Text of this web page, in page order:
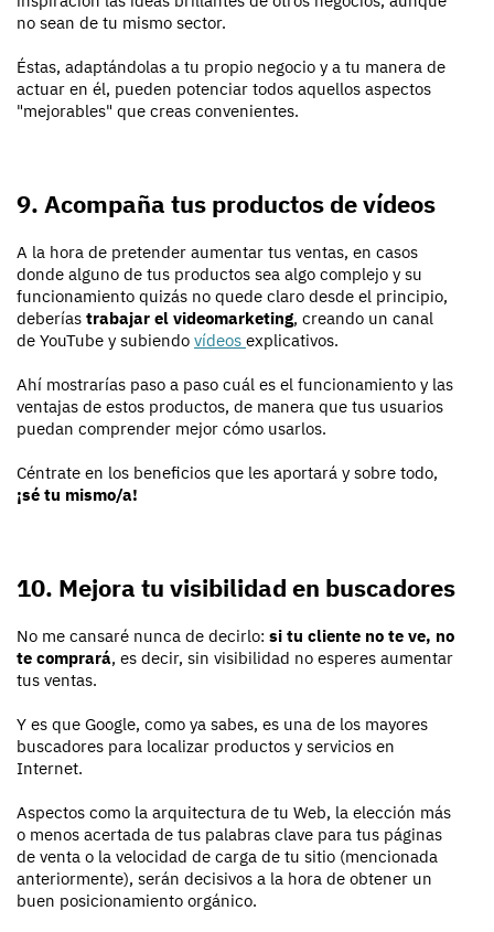
no sean de tu mismo sector.
Éstas, adaptándolas a tu propio negocio y a tu manera de
actuar en él, pueden potenciar todos aquellos aspectos
"mejorables" que creas convenientes.
9. Acompaña tus productos de vídeos
A la hora de pretender aumentar tus ventas, en casos
donde alguno de tus productos sea algo complejo y su
funcionamiento quizás no quede claro desde el principio,
deberías trabajar el videomarketing, creando un canal
de YouTube y subiendo vídeos explicativos.
Ahí mostrarías paso a paso cuál es el funcionamiento y las
ventajas de estos productos, de manera que tus usuarios
puedan comprender mejor cómo usarlos.
Céntrate en los beneficios que les aportará y sobre todo,
¡sé tu mismo/a!
10. Mejora tu visibilidad en buscadores
No me cansaré nunca de decirlo: si tu cliente no te ve, no
te comprará, es decir, sin visibilidad no esperes aumentar
tus ventas.
Y es que Google, como ya sabes, es una de los mayores
buscadores para localizar productos y servicios en
Internet.
Aspectos como la arquitectura de tu Web, la elección más
o menos acertada de tus palabras clave para tus páginas
de venta o la velocidad de carga de tu sitio (mencionada
anteriormente), serán decisivos a la hora de obtener un
buen posicionamiento orgánico.